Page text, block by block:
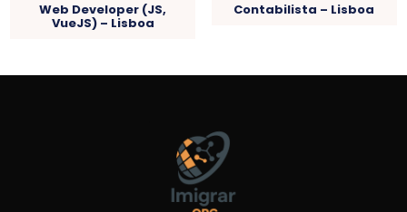
Web Developer (JS,
VueJS) – Lisboa
Contabilista – Lisboa